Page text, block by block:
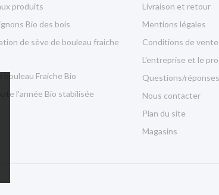
produits
Bio des bois
de sève de bouleau fraiche
bouleau Fraiche Bio
l'année Bio stabilisée
Livraison et retour
Mentions légales
Conditions de vente
L'entreprise et le
Questions/réponses
Nous contacter
Plan du site
Magasins